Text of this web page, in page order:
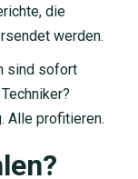
die
werden.
sind sofort
Alle profitieren.